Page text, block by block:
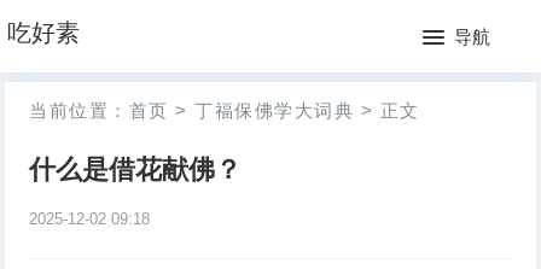
吃好素 导航
网
站
月
当前位置： 首页 > 丁福保佛学大词典 > 正文
什么是借花献佛？
2025-12-02 09:18